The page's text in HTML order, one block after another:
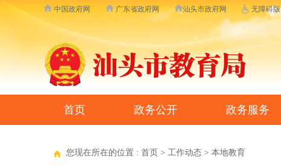
中国政府网 广东省政府网 汕头市政府网 无障碍版
首页 政务公开 政务服务
您现在所在的位置 : 首页 > 工作动态 > 本地教育